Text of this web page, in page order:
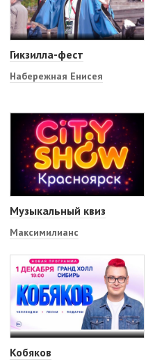
Гикзилла-фест
Набережная Енисея
Музыкальный квиз
Максимилианс
Кобяков